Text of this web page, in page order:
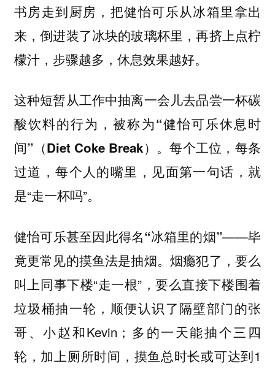
书房走到厨房，把健怡可乐从冰箱里拿出
来，倒进装了冰块的玻璃杯里，再挤上点柠
檬汁，步骤越多，休息效果越好。
这种短暂从工作中抽离一会儿去品尝一杯碳
酸饮料的行为，被称为“健怡可乐休息时
间”（Diet Coke Break）。每个工位，每条
过道，每个人的嘴里，见面第一句话，就
是“走一杯吗”。
健怡可乐甚至因此得名“冰箱里的烟”——毕
竟更常见的摸鱼法是抽烟。烟瘾犯了，要么
叫上同事下楼“走一根”，要么直接下楼围着
垃圾桶抽一轮，顺便认识了隔壁部门的张
哥、小赵和Kevin；多的一天能抽个三四
轮，加上厕所时间，摸鱼总时长或可达到1